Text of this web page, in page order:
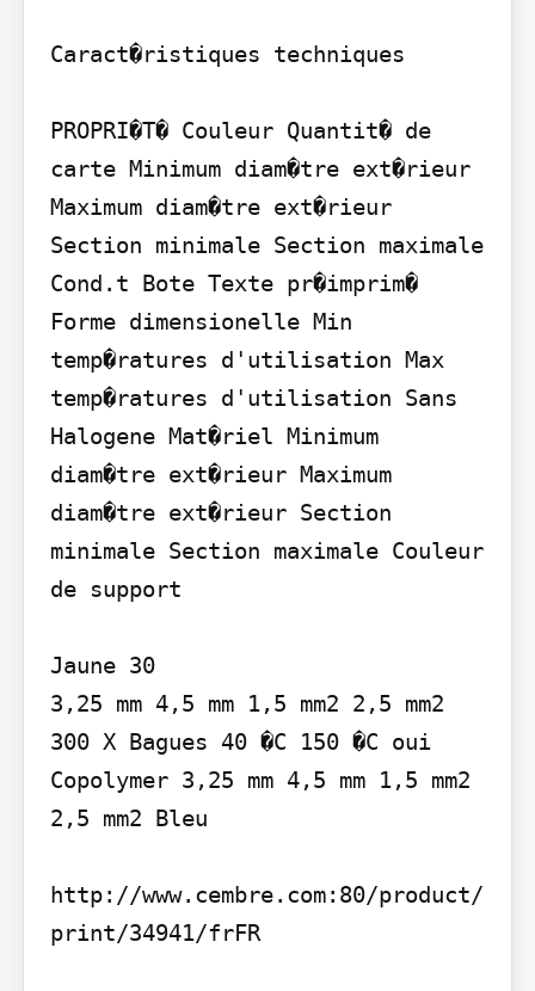
Caract�ristiques techniques
PROPRI�T� Couleur Quantit� de
carte Minimum diam�tre ext�rieur
Maximum diam�tre ext�rieur
Section minimale Section maximale
Cond.t Bote Texte pr�imprim�
Forme dimensionelle Min
temp�ratures d'utilisation Max
temp�ratures d'utilisation Sans
Halogene Mat�riel Minimum
diam�tre ext�rieur Maximum
diam�tre ext�rieur Section
minimale Section maximale Couleur
de support
Jaune 30
3,25 mm 4,5 mm 1,5 mm2 2,5 mm2
300 X Bagues 40 �C 150 �C oui
Copolymer 3,25 mm 4,5 mm 1,5 mm2
2,5 mm2 Bleu
http://www.cembre.com:80/product/
print/34941/frFR